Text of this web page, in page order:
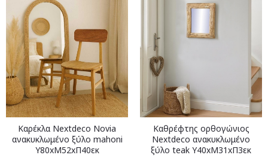
Καρέκλα Nextdeco Novia
ανακυκλωμένο ξύλο mahoni
Υ80xM52xΠ40εκ
Καθρέφτης ορθογώνιος
Nextdeco ανακυκλωμένο
ξύλο teak Υ40xM31xΠ3εκ